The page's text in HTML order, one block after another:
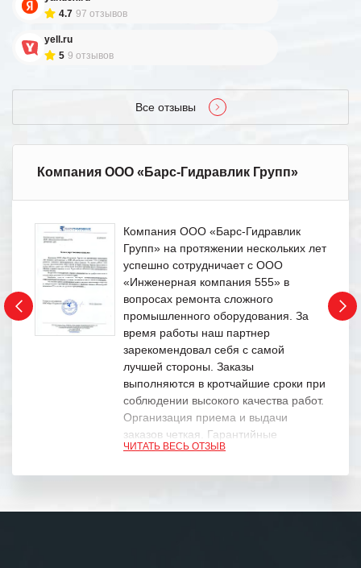
4.7 97 отзывов
yell.ru
5 9 отзывов
Все отзывы
Компания ООО «Барс-Гидравлик Групп»
Компания ООО «Барс-Гидравлик
Групп» на протяжении нескольких лет
успешно сотрудничает с ООО
«Инженерная компания 555» в
вопросах ремонта сложного
промышленного оборудования. За
время работы наш партнер
зарекомендовал себя с самой
лучшей стороны. Заказы
выполняются в кротчайшие сроки при
соблюдении высокого качества работ.
Организация приема и выдачи
заказов четкая. Гарантийные
обязательства выполняются в
ЧИТАТЬ ВЕСЬ ОТЗЫВ